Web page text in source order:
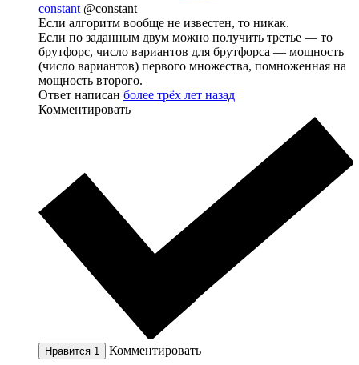
constant @constant
Если алгоритм вообще не известен, то никак.
Если по заданным двум можно получить третье — то
брутфорс, число вариантов для брутфорса — мощность
(число вариантов) первого множества, помноженная на
мощность второго.
Ответ написан более трёх лет назад
Комментировать
Нравится 1 Комментировать